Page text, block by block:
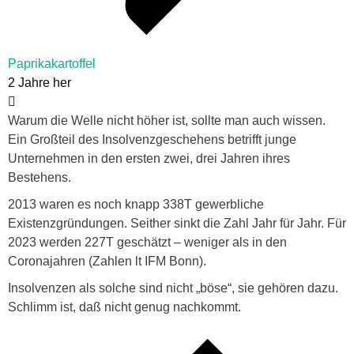
Paprikakartoffel
2 Jahre her
Warum die Welle nicht höher ist, sollte man auch wissen.
Ein Großteil des Insolvenzgeschehens betrifft junge
Unternehmen in den ersten zwei, drei Jahren ihres
Bestehens.
2013 waren es noch knapp 338T gewerbliche
Existenzgründungen. Seither sinkt die Zahl Jahr für Jahr. Für
2023 werden 227T geschätzt – weniger als in den
Coronajahren (Zahlen lt IFM Bonn).
Insolvenzen als solche sind nicht „böse“, sie gehören dazu.
Schlimm ist, daß nicht genug nachkommt.